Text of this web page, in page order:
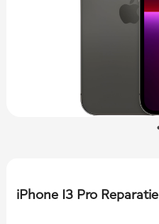
iPhone 13 Pro Reparatie